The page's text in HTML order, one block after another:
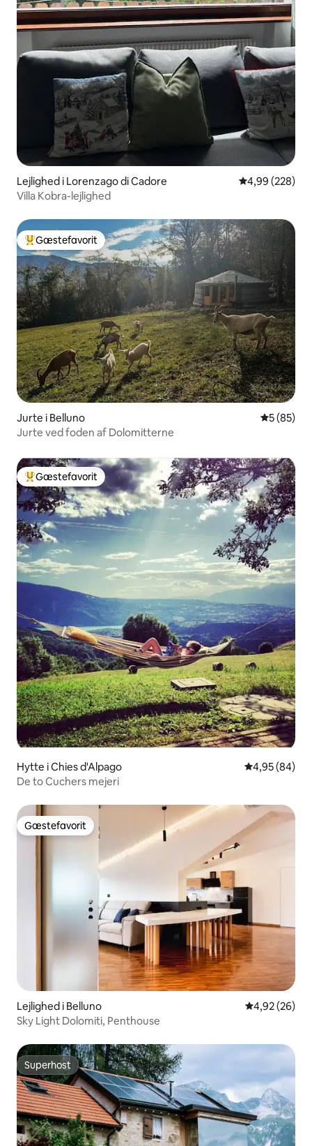
Lejlighed i Lorenzago di Cadore 4,99 ud af 5 i
4,99 (228)
Villa Kobra-lejlighed
Bedste gæstefavorit
Gæstefavorit
Jurte i Belluno 5 ud af 5 i
5 (85)
Jurte ved foden af Dolomitterne
Bedste gæstefavorit
Gæstefavorit
Hytte i Chies d'Alpago 4,95 ud af 5 i
4,95 (84)
De to Cuchers mejeri
Gæstefavorit
Gæstefavorit
Lejlighed i Belluno 4,92 ud af 5 i
4,92 (26)
Sky Light Dolomiti, Penthouse
Superhost
Superhost